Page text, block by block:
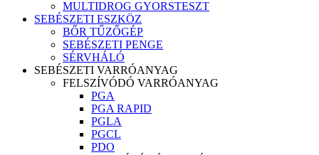
MULTIDROG GYORSTESZT
SEBÉSZETI ESZKÖZ
BŐR TŰZŐGÉP
SEBÉSZETI PENGE
SÉRVHÁLÓ
SEBÉSZETI VARRÓANYAG
FELSZÍVÓDÓ VARRÓANYAG
PGA
PGA RAPID
PGLA
PGCL
PDO